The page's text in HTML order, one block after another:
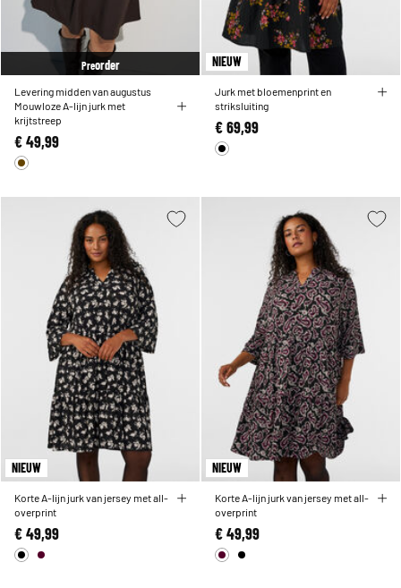
Preorder
Levering midden van augustus
Mouwloze A-lijn jurk met
krijtstreep
€ 49,99
NIEUW
Jurk met bloemenprint en
striksluiting
€ 69,99
NIEUW
Korte A-lijn jurk van jersey met all-
overprint
€ 49,99
NIEUW
Korte A-lijn jurk van jersey met all-
overprint
€ 49,99